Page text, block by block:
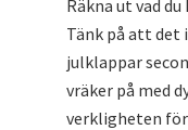
Räkna ut vad
Tänk på att
julklappar
vräker på med
verkligheten